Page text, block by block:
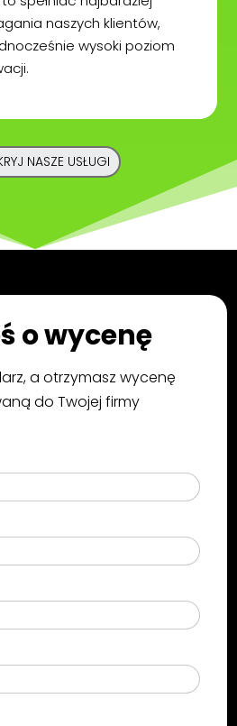
naszych klientów,
wysoki poziom
NASZE USŁUGI
o wycenę
a otrzymasz wycenę
do Twojej firmy